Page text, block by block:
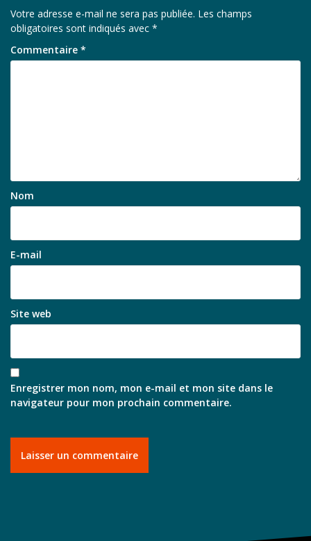
Votre adresse e-mail ne sera pas publiée. Les champs
obligatoires sont indiqués avec *
Commentaire *
Nom
E-mail
Site web
Enregistrer mon nom, mon e-mail et mon site dans le
navigateur pour mon prochain commentaire.